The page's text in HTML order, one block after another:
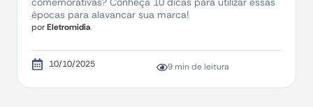
épocas para alavancar sua marca!
porEletromidia
10/10/2025 9 min de leitura